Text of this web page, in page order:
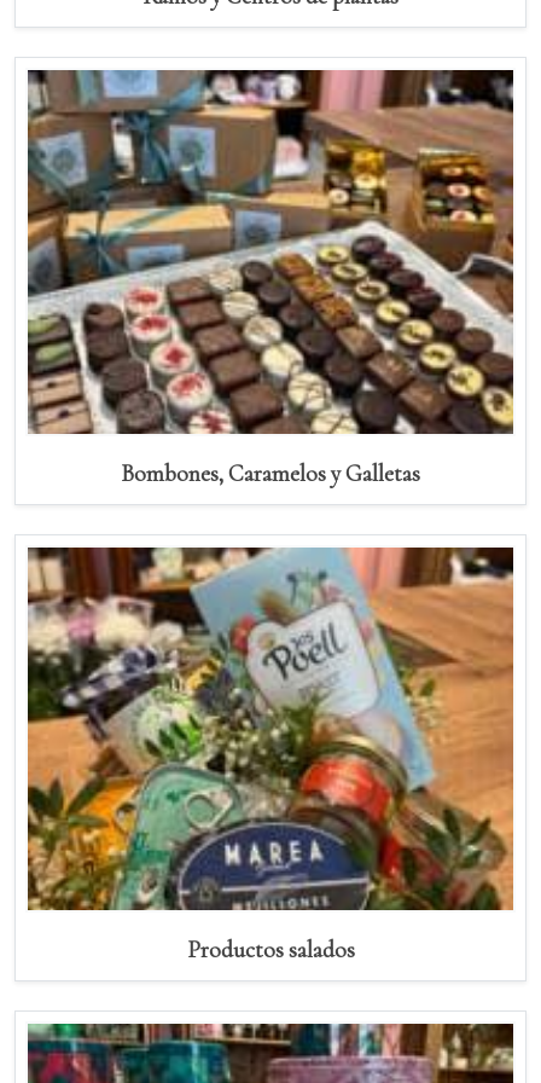
Bombones, Caramelos y Galletas
Productos salados